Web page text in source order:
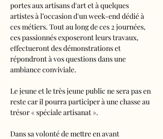
portes aux artisans d'art et à quelques
artistes à l’occasion d'un week-end dédié à
ces métiers. Tout au long de ces 2 journées,
ces passionnés exposeront leurs travaux,
effectueront des démonstrations et
répondront à vos questions dans une
ambiance conviviale.
Le jeune et le très jeune public ne sera pas en
reste car il pourra participer à une chasse au
trésor « spéciale artisanat ».
Dans sa volonté de mettre en avant